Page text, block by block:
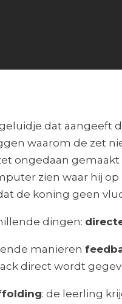
dat aangeeft
waarom de zet
ongedaan
zien waar hij
de koning geen
dingen:
manieren
direct wordt
: de leerling